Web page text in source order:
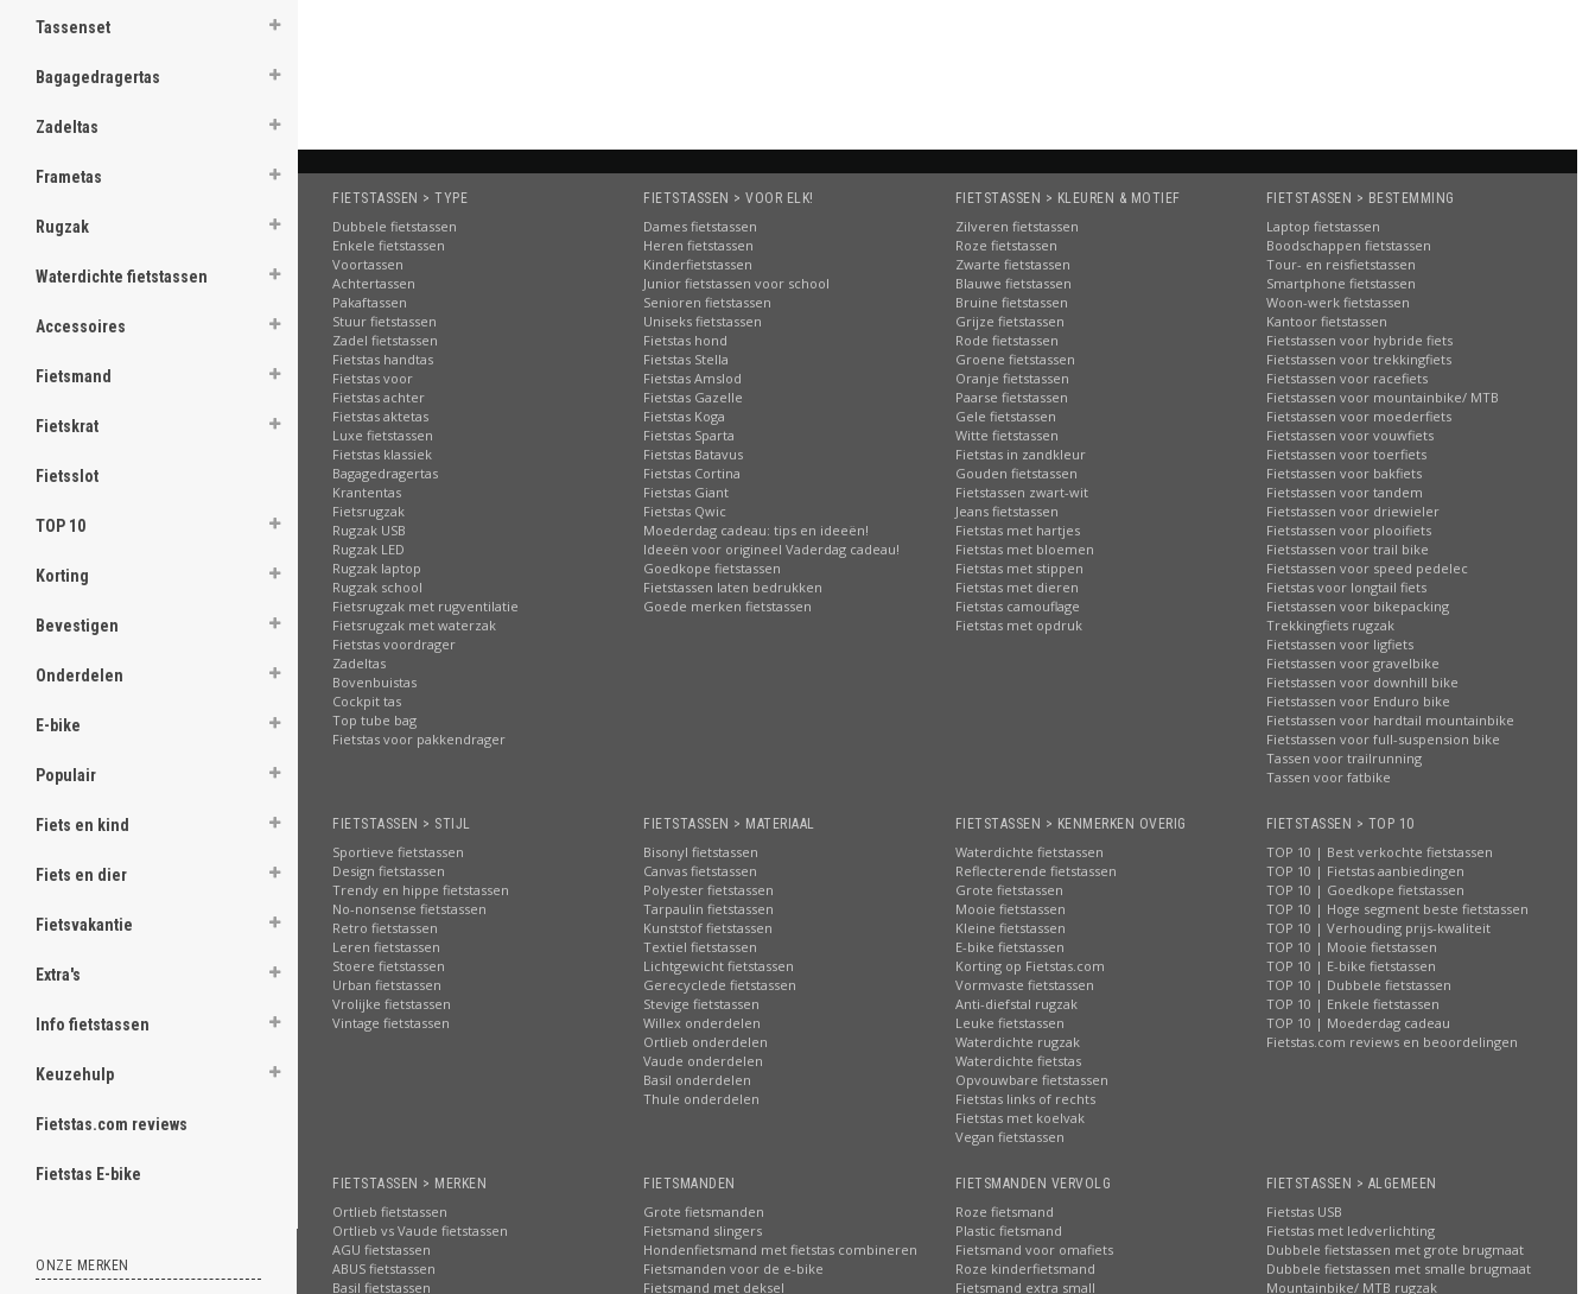
Tassenset
Bagagedragertas
Zadeltas
Frametas
Rugzak
Waterdichte fietstassen
Accessoires
Fietsmand
Fietskrat
Fietsslot
TOP 10
Korting
Bevestigen
Onderdelen
E-bike
Populair
Fiets en kind
Fiets en dier
Fietsvakantie
Extra's
Info fietstassen
Keuzehulp
Fietstas.com reviews
Fietstas E-bike
ONZE MERKEN
ghost
ghost
ghost
ghost
ghost
ghost
ghost
.
.
.
.
.
.
.
FIETSTASSEN > TYPE
Dubbele fietstassen
Enkele fietstassen
Voortassen
Achtertassen
Pakaftassen
Stuur fietstassen
Zadel fietstassen
Fietstas handtas
Fietstas voor
Fietstas achter
Fietstas aktetas
Luxe fietstassen
Fietstas klassiek
Bagagedragertas
Krantentas
Fietsrugzak
Rugzak USB
Rugzak LED
Rugzak laptop
Rugzak school
Fietsrugzak met rugventilatie
Fietsrugzak met waterzak
Fietstas voordrager
Zadeltas
Bovenbuistas
Cockpit tas
Top tube bag
Fietstas voor pakkendrager
FIETSTASSEN > VOOR ELK!
Dames fietstassen
Heren fietstassen
Kinderfietstassen
Junior fietstassen voor school
Senioren fietstassen
Uniseks fietstassen
Fietstas hond
Fietstas Stella
Fietstas Amslod
Fietstas Gazelle
Fietstas Koga
Fietstas Sparta
Fietstas Batavus
Fietstas Cortina
Fietstas Giant
Fietstas Qwic
Moederdag cadeau: tips en ideeën!
Ideeën voor origineel Vaderdag cadeau!
Goedkope fietstassen
Fietstassen laten bedrukken
Goede merken fietstassen
FIETSTASSEN > KLEUREN & MOTIEF
Zilveren fietstassen
Roze fietstassen
Zwarte fietstassen
Blauwe fietstassen
Bruine fietstassen
Grijze fietstassen
Rode fietstassen
Groene fietstassen
Oranje fietstassen
Paarse fietstassen
Gele fietstassen
Witte fietstassen
Fietstas in zandkleur
Gouden fietstassen
Fietstassen zwart-wit
Jeans fietstassen
Fietstas met hartjes
Fietstas met bloemen
Fietstas met stippen
Fietstas met dieren
Fietstas camouflage
Fietstas met opdruk
FIETSTASSEN > BESTEMMING
Laptop fietstassen
Boodschappen fietstassen
Tour- en reisfietstassen
Smartphone fietstassen
Woon-werk fietstassen
Kantoor fietstassen
Fietstassen voor hybride fiets
Fietstassen voor trekkingfiets
Fietstassen voor racefiets
Fietstassen voor mountainbike/ MTB
Fietstassen voor moederfiets
Fietstassen voor vouwfiets
Fietstassen voor toerfiets
Fietstassen voor bakfiets
Fietstassen voor tandem
Fietstassen voor driewieler
Fietstassen voor plooifiets
Fietstassen voor trail bike
Fietstassen voor speed pedelec
Fietstas voor longtail fiets
Fietstassen voor bikepacking
Trekkingfiets rugzak
Fietstassen voor ligfiets
Fietstassen voor gravelbike
Fietstassen voor downhill bike
Fietstassen voor Enduro bike
Fietstassen voor hardtail mountainbike
Fietstassen voor full-suspension bike
Tassen voor trailrunning
Tassen voor fatbike
FIETSTASSEN > STIJL
Sportieve fietstassen
Design fietstassen
Trendy en hippe fietstassen
No-nonsense fietstassen
Retro fietstassen
Leren fietstassen
Stoere fietstassen
Urban fietstassen
Vrolijke fietstassen
Vintage fietstassen
FIETSTASSEN > MATERIAAL
Bisonyl fietstassen
Canvas fietstassen
Polyester fietstassen
Tarpaulin fietstassen
Kunststof fietstassen
Textiel fietstassen
Lichtgewicht fietstassen
Gerecyclede fietstassen
Stevige fietstassen
Willex onderdelen
Ortlieb onderdelen
Vaude onderdelen
Basil onderdelen
Thule onderdelen
FIETSTASSEN > KENMERKEN OVERIG
Waterdichte fietstassen
Reflecterende fietstassen
Grote fietstassen
Mooie fietstassen
Kleine fietstassen
E-bike fietstassen
Korting op Fietstas.com
Vormvaste fietstassen
Anti-diefstal rugzak
Leuke fietstassen
Waterdichte rugzak
Waterdichte fietstas
Opvouwbare fietstassen
Fietstas links of rechts
Fietstas met koelvak
Vegan fietstassen
FIETSTASSEN > TOP 10
TOP 10 | Best verkochte fietstassen
TOP 10 | Fietstas aanbiedingen
TOP 10 | Goedkope fietstassen
TOP 10 | Hoge segment beste fietstassen
TOP 10 | Verhouding prijs-kwaliteit
TOP 10 | Mooie fietstassen
TOP 10 | E-bike fietstassen
TOP 10 | Dubbele fietstassen
TOP 10 | Enkele fietstassen
TOP 10 | Moederdag cadeau
Fietstas.com reviews en beoordelingen
FIETSTASSEN > MERKEN
Ortlieb fietstassen
Ortlieb vs Vaude fietstassen
AGU fietstassen
ABUS fietstassen
Basil fietstassen
FIETSMANDEN
Grote fietsmanden
Fietsmand slingers
Hondenfietsmand met fietstas combineren
Fietsmanden voor de e-bike
Fietsmand met deksel
FIETSMANDEN VERVOLG
Roze fietsmand
Plastic fietsmand
Fietsmand voor omafiets
Roze kinderfietsmand
Fietsmand extra small
FIETSTASSEN > ALGEMEEN
Fietstas USB
Fietstas met ledverlichting
Dubbele fietstassen met grote brugmaat
Dubbele fietstassen met smalle brugmaat
Mountainbike/ MTB rugzak